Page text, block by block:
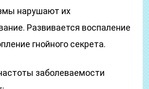
нарушают их
Развивается воспаление
гнойного секрета.
заболеваемости